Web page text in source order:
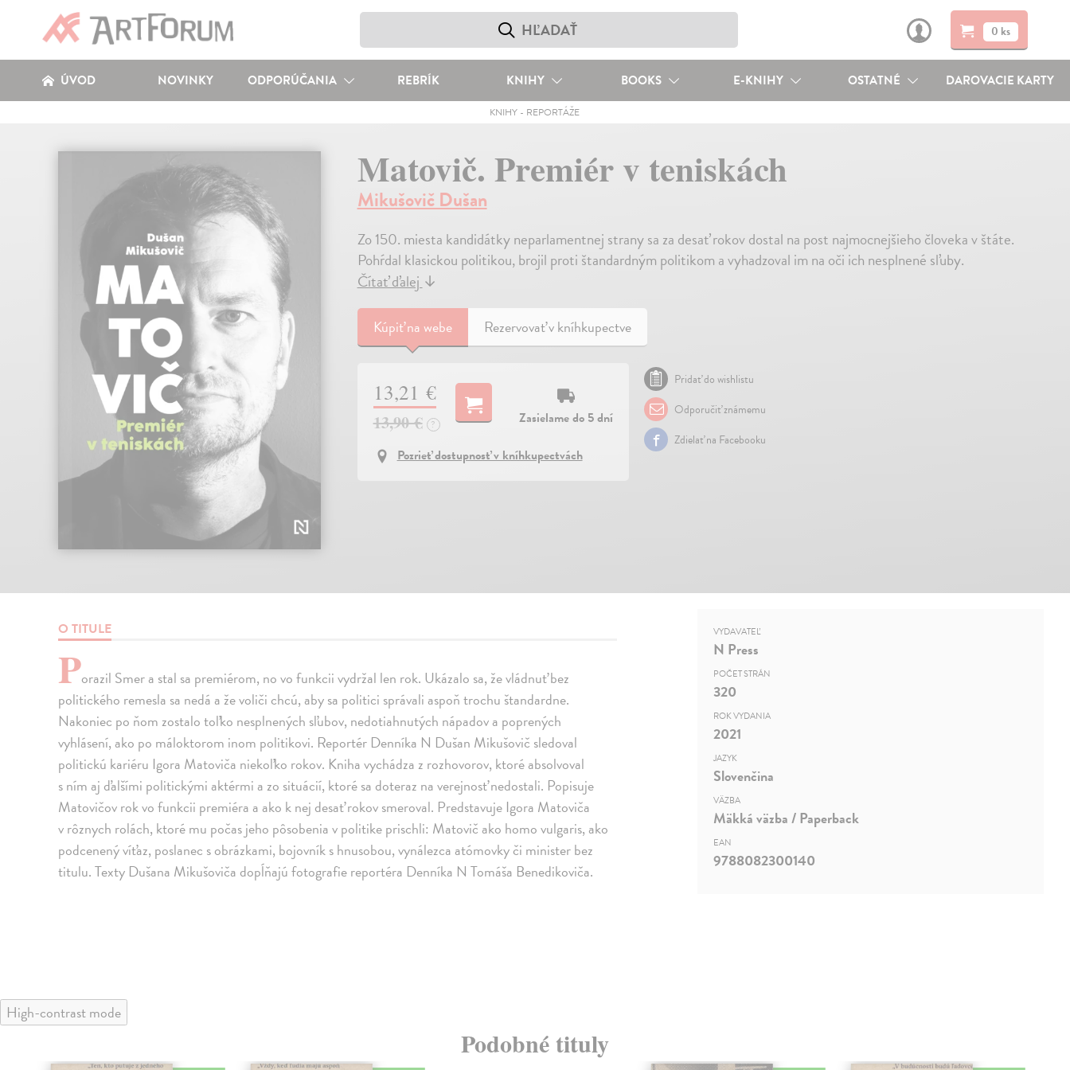
0 ks
ÚVOD NOVINKY ODPORÚČANIA REBRÍK KNIHY BOOKS E-KNIHY OSTATNÉ DAROVACIE KARTY
KNIHY - REPORTÁŽE
Matovič. Premiér v teniskách
Mikušovič Dušan
Zo 150. miesta kandidátky neparlamentnej strany sa za desať rokov dostal na post najmocnejšieho človeka v štáte.
Pohŕdal klasickou politikou, brojil proti štandardným politikom a vyhadzoval im na oči ich nesplnené sľuby.
Čítať ďalej↓
Kúpiťna webe Rezervovať v kníhkupectve
13,21 €
13,90 € ?
Zasielame do 5 dní
Pozrieť dostupnosť v kníhkupectvách
Pridať do wishlistu
Odporučiť známemu
Zdielať na Facebooku
O TITULE
Porazil Smer a stal sa premiérom, no vo funkcii vydržal len rok. Ukázalo sa, že vládnuť bez
politického remesla sa nedá a že voliči chcú, aby sa politici správali aspoň trochu štandardne.
Nakoniec po ňom zostalo toľko nesplnených sľubov, nedotiahnutých nápadov a poprených
vyhlásení, ako po máloktorom inom politikovi. Reportér Denníka N Dušan Mikušovič sledoval
politickú kariéru Igora Matoviča niekoľko rokov. Kniha vychádza z rozhovorov, ktoré absolvoval
s ním aj ďalšími politickými aktérmi a zo situácií, ktoré sa doteraz na verejnosť nedostali. Popisuje
Matovičov rok vo funkcii premiéra a ako k nej desať rokov smeroval. Predstavuje Igora Matoviča
v rôznych rolách, ktoré mu počas jeho pôsobenia v politike prischli: Matovič ako homo vulgaris, ako
podcenený víťaz, poslanec s obrázkami, bojovník s hnusobou, vynálezca atómovky či minister bez
titulu. Texty Dušana Mikušoviča dopĺňajú fotografie reportéra Denníka N Tomáša Benedikoviča.
VYDAVATEĽ
N Press
POČET STRÁN
320
ROK VYDANIA
2021
JAZYK
Slovenčina
VÄZBA
Mäkká väzba / Paperback
EAN
9788082300140
High-contrast mode
Podobné tituly